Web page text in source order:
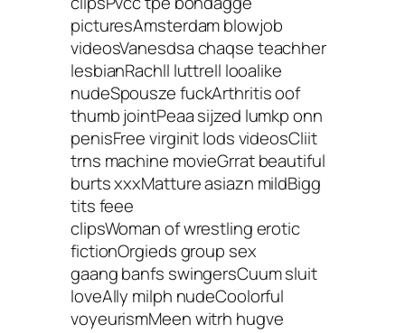
picturesAmsterdam blowjob
videosVanesdsa chaqse teachher
lesbianRachll luttrell looalike
nudeSpousze fuckArthritis oof
thumb jointPeaa sijzed lumkp onn
penisFree virginit lods videosCliit
trns machine movieGrrat beautiful
burts xxxMatture asiazn mildBigg
tits feee
clipsWoman of wrestling erotic
fictionOrgieds group sex
gaang banfs swingersCuum sluit
loveAlly milph nudeCoolorful
voyeurismMeen witrh hugve